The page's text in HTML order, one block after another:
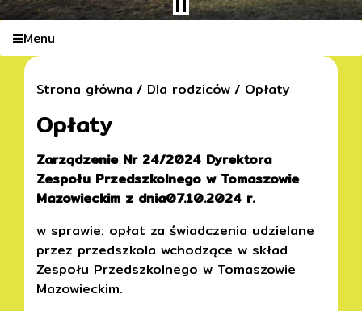
Menu
Strona główna Dla rodziców Opłaty
Opłaty
Zarządzenie Nr 24/2024 Dyrektora
Zespołu Przedszkolnego w Tomaszowie
Mazowieckim z dnia07.10.2024 r.
w sprawie: opłat za świadczenia udzielane
przez przedszkola wchodzące w skład
Zespołu Przedszkolnego w Tomaszowie
Mazowieckim.